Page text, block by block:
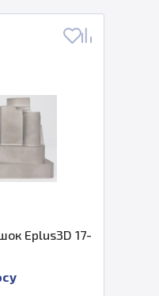
Eplus3D 17-